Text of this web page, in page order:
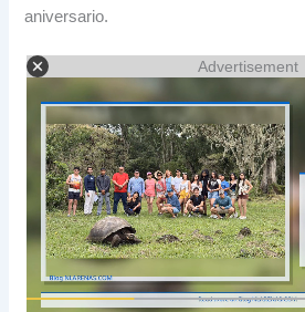
aniversario.
Advertisement